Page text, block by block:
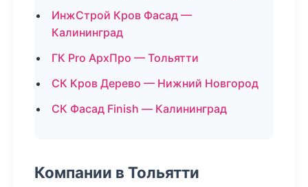
ИнжСтрой Кров Фасад —
Калининград
ГК Pro АрхПро — Тольятти
СК Кров Дерево — Нижний Новгород
СК Фасад Finish — Калининград
Компании в Тольятти